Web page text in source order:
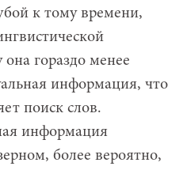
к тому времени,
гораздо менее
информация, что
поиск слов.
информация
более вероятно,